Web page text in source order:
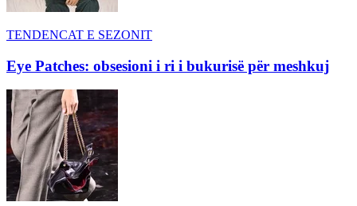
TENDENCAT E SEZONIT
Eye Patches: obsesioni i ri i bukurisë për meshkuj